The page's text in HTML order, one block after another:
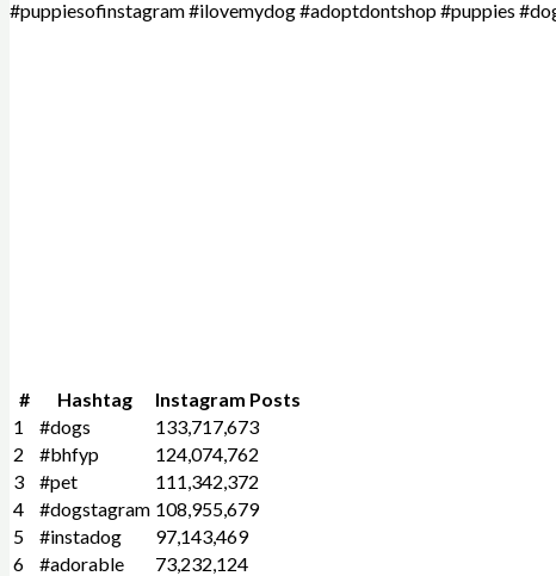
#puppiesofinstagram #ilovemydog #adoptdontshop #puppies
# Hashtag
Instagram Posts
1
#dogs
133,717,673
2
#bhfyp
124,074,762
3
#pet
111,342,372
4
#dogstagram 108,955,679
5
#instadog
97,143,469
6
#adorable
73,232,124